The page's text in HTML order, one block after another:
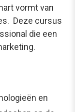
vormt van
Deze cursus
die een
en